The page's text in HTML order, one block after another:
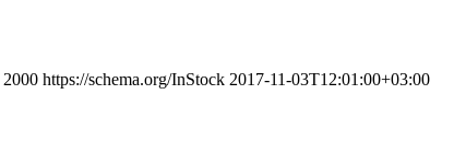
2000 https://schema.org/InStock 2017-11-03T12:01:00+03:00